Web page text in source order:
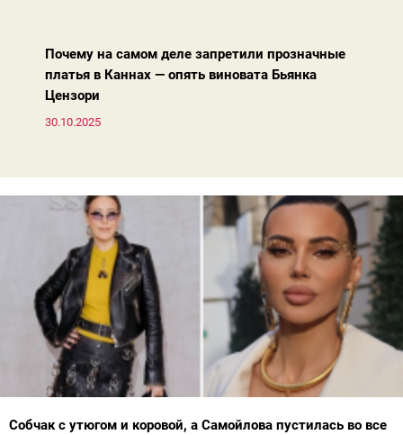
Почему на самом деле запретили прозначные
платья в Каннах — опять виновата Бьянка
Цензори
30.10.2025
Собчак с утюгом и коровой, а Самойлова пустилась во все